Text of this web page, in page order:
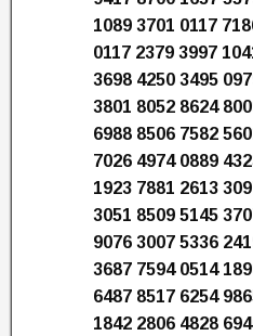
1089 3701 0117
0117 2379 3997
3698 4250 3495
3801 8052 8624
6988 8506 7582
7026 4974 0889
1923 7881 2613
3051 8509 5145
9076 3007 5336
3687 7594 0514
6487 8517 6254
1842 2806 4828